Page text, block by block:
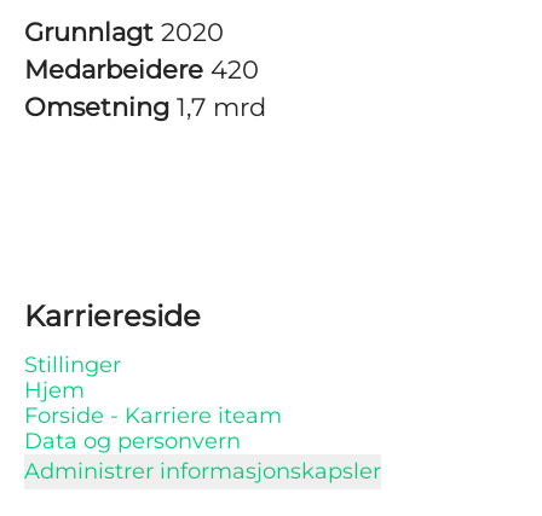
Grunnlagt 2020
Medarbeidere 420
Omsetning 1,7 mrd
Karriereside
Stillinger
Hjem
Forside - Karriere iteam
Data og personvern
Administrer informasjonskapsler